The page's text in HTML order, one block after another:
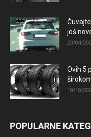
još
23/04/
Ovih 5
10/10/
POPULARNE